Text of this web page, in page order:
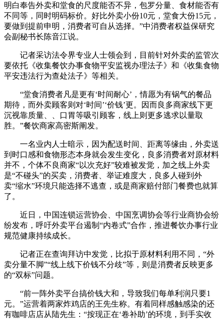
明白奉告外卖和堂食的尺度能否不异，包罗分量、食材能否有
不同等，同时明码标价。好比外卖小份10元，堂食大份15元，
要做到提前申明，消费者可自从选择。”中消费者权益保研究
会副秘书长陈音江说。
记者采访法令界专业人士领会到，目前针对外卖的监管次
要依托《收集餐饮办事食物平安监视办理法子》和《收集食物
平安违法行为查处法子》等相关。
“堂食消费者凡是更有‘时间耐心’，情愿为有锅气的餐品
期待，而外卖顾客则对‘时间’‘价钱’更。因而良多商家线下更
沉视靠质量、、口胃等吸引顾客，线上则更多逃求以量取
胜。”餐饮商家高密斯阐发。
一名业内人士暗示，因为配送时间、距离等缘由，外卖送
到时口感和食物形态本身就会发生变化，良多消费者对原材料
并不，个体不良商家“以次充好”较难被发觉，加之线上外卖
是“不碰头”的买卖，消费者、举证难度大，良多人碰到外
卖“缩水”环境只能选择不逃查，或是商家赔付部门餐费也就算
了。
近日，中国连锁运营协会、中国烹调协会等行业商协会纷
纷发布，呼吁外卖平台遏制“内卷式”合作，推进餐饮办事行业
规范健康持续成长。
记者正在查询拜访中发觉，比拟于原材料利用不同，“外
卖分量不脚”“线上线下价钱不分歧”等，则是消费者反映更多
的“双标”问题。
“前一阵外卖平台搞价钱大和，导致我们每单利润只要1
元。”运营着两家炸鸡店的王先生称。有着同样感触感染的还
有咖啡店店从陆先生：“按现正在‘卷补助’的环境，到手实收